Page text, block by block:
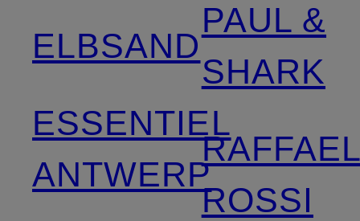
ELBSAND
ESSENTIEL
ANTWERP
PAUL &
SHARK
ROSSI